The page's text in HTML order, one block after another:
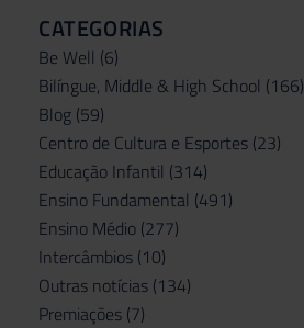
CATEGORIAS
Be Well (6)
Bilíngue, Middle & High School (166)
Blog (59)
Centro de Cultura e Esportes (23)
Educação Infantil (314)
Ensino Fundamental (491)
Ensino Médio (277)
Intercâmbios (10)
Outras notícias (134)
Premiações (7)